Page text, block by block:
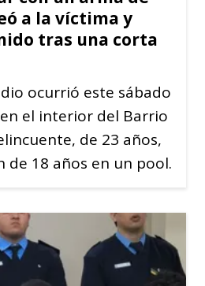
a la víctima y
tras una corta
ocurrió este sábado
el interior del Barrio
de 23 años,
de 18 años en un pool.